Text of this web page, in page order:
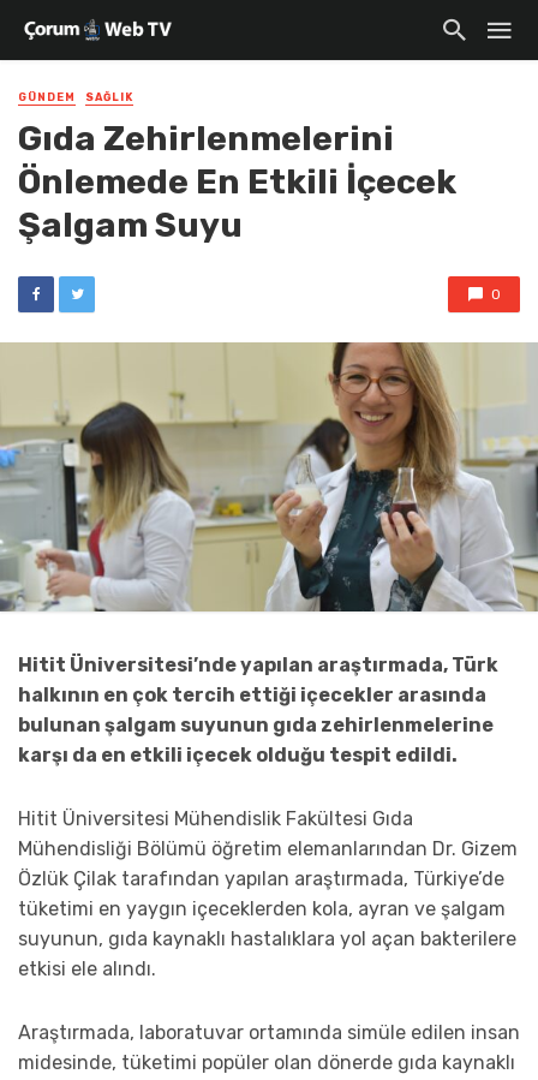
GÜNDEM SAĞLIK
Gıda Zehirlenmelerini
Önlemede En Etkili İçecek
Şalgam Suyu
0
Hitit Üniversitesi’nde yapılan araştırmada, Türk
halkının en çok tercih ettiği içecekler arasında
bulunan şalgam suyunun gıda zehirlenmelerine
karşı da en etkili içecek olduğu tespit edildi.
Hitit Üniversitesi Mühendislik Fakültesi Gıda
Mühendisliği Bölümü öğretim elemanlarından Dr. Gizem
Özlük Çilak tarafından yapılan araştırmada, Türkiye’de
tüketimi en yaygın içeceklerden kola, ayran ve şalgam
suyunun, gıda kaynaklı hastalıklara yol açan bakterilere
etkisi ele alındı.
Araştırmada, laboratuvar ortamında simüle edilen insan
midesinde, tüketimi popüler olan dönerde gıda kaynaklı